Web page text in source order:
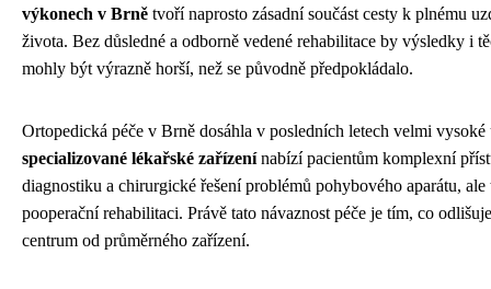
výkonech v Brně tvoří naprosto zásadní součást cesty k plnému
života. Bez důsledné a odborně vedené rehabilitace by výsledky i
mohly být výrazně horší, než se původně předpokládalo.
Ortopedická péče v Brně dosáhla v posledních letech velmi
specializované lékařské zařízenínabízí pacientům komplexní
diagnostiku a chirurgické řešení problémů pohybového aparátu,
pooperační rehabilitaci. Právě tato návaznost péče je tím, co
centrum od průměrného zařízení.